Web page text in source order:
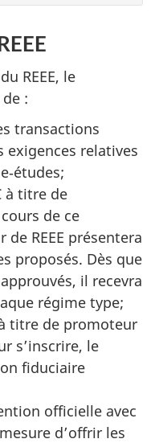
REEE, le
:
transactions
exigences relatives
à titre de
de ce
REEE présentera
proposés. Dès que
il recevra
régime type;
titre de promoteur
s’inscrire, le
fiduciaire
officielle avec
d’offrir les